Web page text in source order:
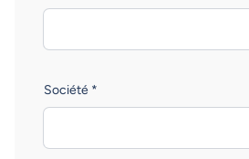
Société *